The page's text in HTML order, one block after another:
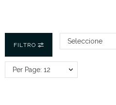
FILTRO Seleccione
Per Page: 12